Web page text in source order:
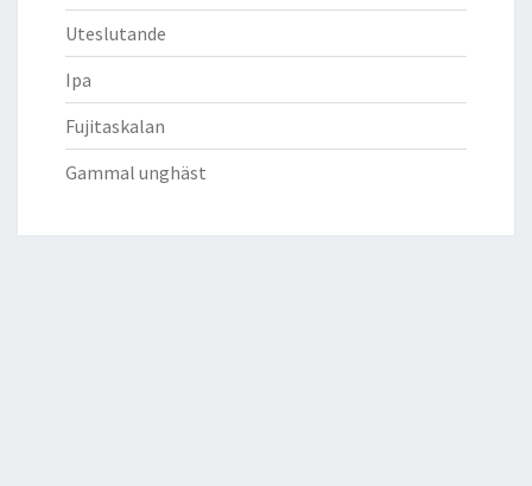
Uteslutande
Ipa
Fujitaskalan
Gammal unghäst